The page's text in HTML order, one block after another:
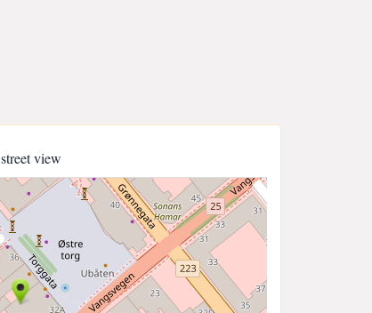
street view